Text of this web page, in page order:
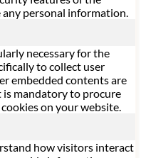
any personal information.
necessary for the
to collect user
embedded contents are
is mandatory to procure
on your website.
how visitors interact